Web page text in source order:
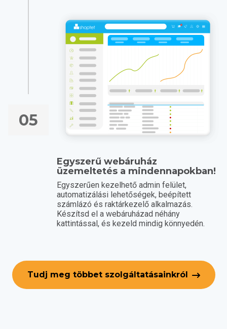
05
Egyszerű webáruház
üzemeltetés a mindennapokban!
Egyszerűen kezelhető admin felület,
automatizálási lehetőségek, beépített
számlázó és raktárkezelő alkalmazás.
Készítsd el a webáruházad néhány
kattintással, és kezeld mindig könnyedén.
Tudj meg többet szolgáltatásainkról